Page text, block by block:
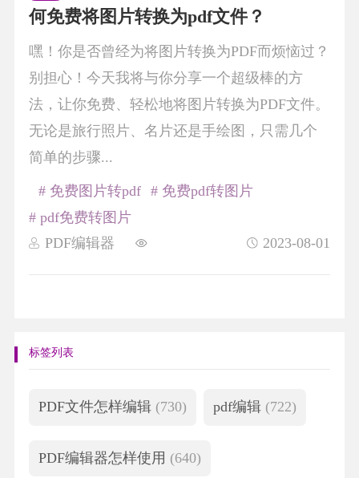
何免费将图片转换为pdf文件？
嘿！你是否曾经为将图片转换为PDF而烦恼过？
别担心！今天我将与你分享一个超级棒的方
法，让你免费、轻松地将图片转换为PDF文件。
无论是旅行照片、名片还是手绘图，只需几个
简单的步骤...
PDF编辑器 2023-08-01
# 免费图片转pdf
# 免费pdf转图片
# pdf免费转图片
标签列表
PDF文件怎样编辑 (730) pdf编辑 (722)
PDF编辑器怎样使用 (640)